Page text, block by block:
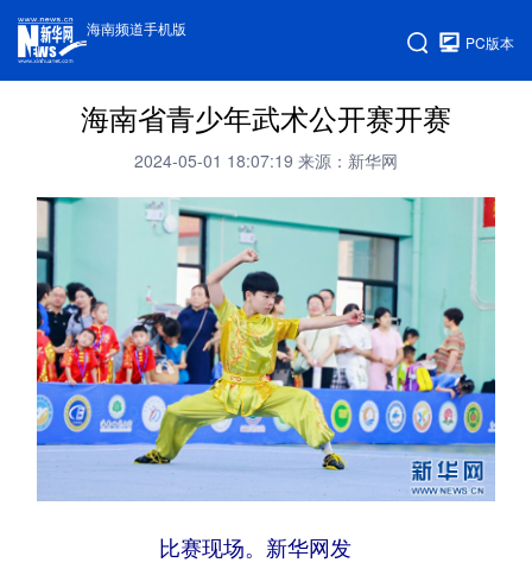
海南频道手机版
PC版本
海南省青少年武术公开赛开赛
2024-05-01 18:07:19 来源：新华网
比赛现场。新华网发